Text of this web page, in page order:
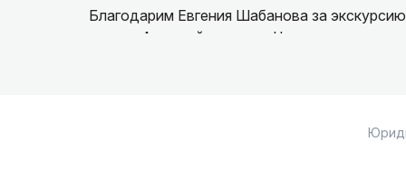
Благодарим Евгения Шабанова за экскурсию по Ташкенту и его окрестностям. Посетили горный
курорт Амирсой, увидели Чарвакское водохранилище, посёлок Ходжикент с его чинарами возраста
сказку ! Мы гуляли целый день пешком,
памятники, скверы, попробовали